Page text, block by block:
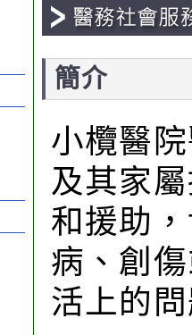
簡介
小欖醫
及其家
和援助
病、創
活上的